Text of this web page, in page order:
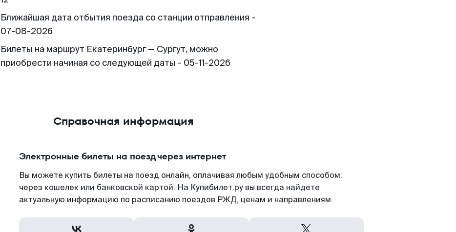
Ближайшая дата отбытия поезда со станции отправления -
07-08-2026
Билеты на маршрут Екатеринбург — Сургут, можно
приобрести начиная со следующей даты - 05-11-2026
Справочная информация
Электронные билеты на поезд через интернет
Вы можете купить билеты на поезд онлайн, оплачивая любым удобным способом:
через кошелек или банковской картой. На Купибилет.ру вы всегда найдете
актуальную информацию по расписанию поездов РЖД, ценам и направлениям.